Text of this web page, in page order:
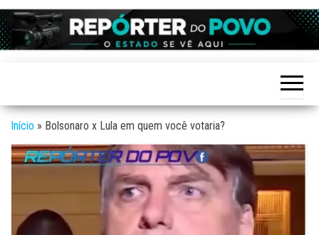
Skip
to
the
Reporter
site de
Notícias
Início » Bolsonaro x Lula em quem você votaria?